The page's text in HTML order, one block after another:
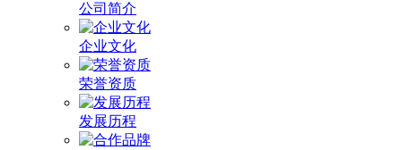
公司简介
企业文化
荣誉资质
发展历程